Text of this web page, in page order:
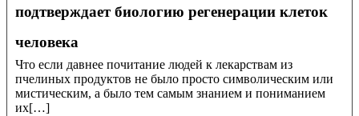
подтверждает биологию регенерации клеток
человека
Что если давнее почитание людей к лекарствам из
пчелиных продуктов не было просто символическим или
мистическим, а было тем самым знанием и пониманием
их[…]